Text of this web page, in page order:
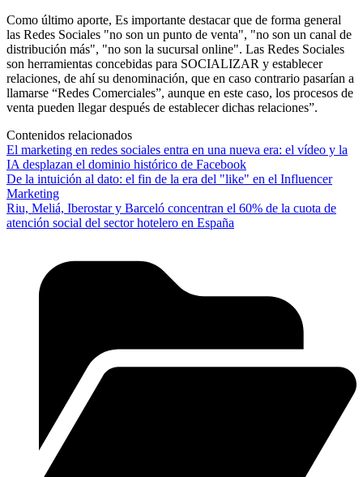
Como último aporte, Es importante destacar que de forma general
las Redes Sociales "no son un punto de venta", "no son un canal de
distribución más", "no son la sucursal online". Las Redes Sociales
son herramientas concebidas para SOCIALIZAR y establecer
relaciones, de ahí su denominación, que en caso contrario pasarían a
llamarse “Redes Comerciales”, aunque en este caso, los procesos de
venta pueden llegar después de establecer dichas relaciones”.
Contenidos relacionados
El marketing en redes sociales entra en una nueva era: el vídeo y la
IA desplazan el dominio histórico de Facebook
De la intuición al dato: el fin de la era del "like" en el Influencer
Marketing
Riu, Meliá, Iberostar y Barceló concentran el 60% de la cuota de
atención social del sector hotelero en España